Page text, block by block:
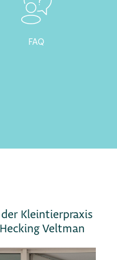
FAQ
Kleintierpraxis
Veltman